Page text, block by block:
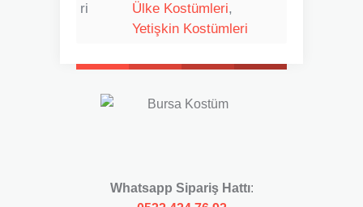
ri
Ülke Kostümleri,
Yetişkin Kostümleri
Whatsapp Sipariş Hattı: